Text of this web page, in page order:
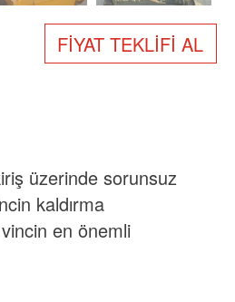
FIYAT TEKLIFI AL
üzerinde sorunsuz
kaldırma
en önemli